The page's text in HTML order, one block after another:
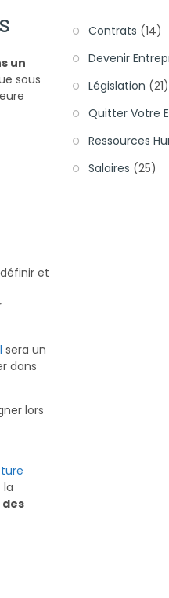
un
sous
et
sera un
dans
lors
la
Contrats (14)
Devenir
Législation (21)
Quitter Votre
Ressources
Salaires (25)